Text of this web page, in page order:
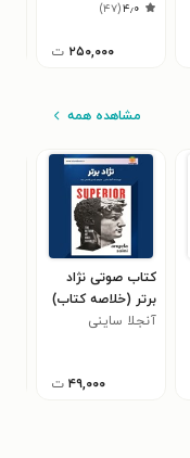
۴٫۰(۴۷)
۲۵۰,۰۰۰ ت
مشاهده همه
کتاب صوتی نژاد
برتر (خلاصه کتاب)
آنجلا ساینی
۴۹,۰۰۰ ت